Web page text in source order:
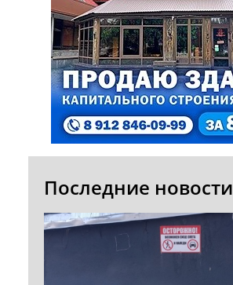
Последние новости